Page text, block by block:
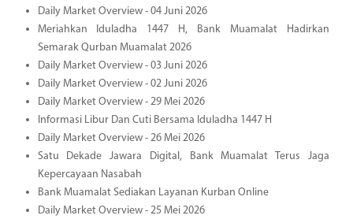
Daily Market Overview - 04 Juni 2026
Meriahkan Iduladha 1447 H, Bank Muamalat Hadirkan
Semarak Qurban Muamalat 2026
Daily Market Overview - 03 Juni 2026
Daily Market Overview - 02 Juni 2026
Daily Market Overview - 29 Mei 2026
Informasi Libur Dan Cuti Bersama Iduladha 1447 H
Daily Market Overview - 26 Mei 2026
Satu Dekade Jawara Digital, Bank Muamalat Terus Jaga
Kepercayaan Nasabah
Bank Muamalat Sediakan Layanan Kurban Online
Daily Market Overview - 25 Mei 2026